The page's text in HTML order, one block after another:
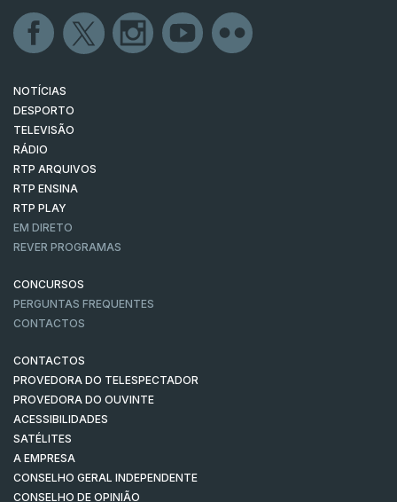
NOTÍCIAS
DESPORTO
TELEVISÃO
RÁDIO
RTP ARQUIVOS
RTP ENSINA
RTP PLAY
EM DIRETO
REVER PROGRAMAS
CONCURSOS
PERGUNTAS FREQUENTES
CONTACTOS
CONTACTOS
PROVEDORA DO TELESPECTADOR
PROVEDORA DO OUVINTE
ACESSIBILIDADES
SATÉLITES
A EMPRESA
CONSELHO GERAL INDEPENDENTE
CONSELHO DE OPINIÃO